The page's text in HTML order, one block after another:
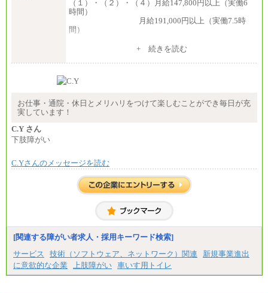
中途：
①月給227,000円以上
②月給212,000円以上
③月給172,500円以上
⑤月給20万円～25万円
⑧～⑮月給200,000円〜月給400,000円
⑯月給185,000円以上
⑱月給212,000円以上
㉓月給224,500円以上
※全コース共通※ 能力・経験・勤務地などにより
異なります
※試用期間中も給与に変更はございません。
（１）・（２）・（４）月給147,800円以上（実働6
時間）
月給191,000円以上（実働7.5時
間）
（３）月給191,000円以上（実働7.5時間）
（５）月給147,800円以上（実働6時間）
時給 1,226円（実働4.5時間）
間額換算額）
・退職金相当手当 37円
+ 続きを読む
お仕事・通院・休日とメリハリをつけて楽しむことができ毎日が充
実しています！
C.Y さん
下肢障がい
C.Yさんのメッセージを読む
[関連する障がい者求人・採用キーワード検索]
サービス
技術（ソフトウェア、ネットワーク）関連
新規事業進出
に意欲的な企業
上肢障がい 車いす用トイレ